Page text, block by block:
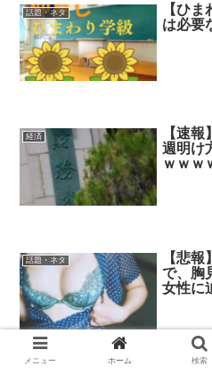
話題・ネタ
【ひ
は必要
経済
【速
週明け
ｗｗｗ
話題・ネタ
【悲
で、胸
女性に
メニュー ホーム 検索